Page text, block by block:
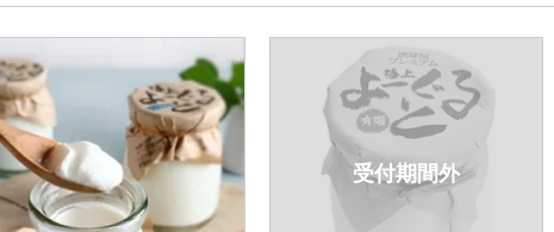
決済方法 解除
PayPay
クレジットカード決済
Amazon Pay
楽天ペイ
発送種別
新着順
レビュー件数順
レビュー評価順
寄付金額が低
受付期間外